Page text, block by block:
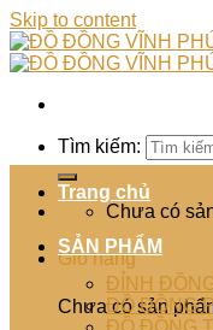
Skip to content
Tìm kiếm:
Chưa có
Giỏ hàng
Chưa có sản
Trang chủ
SẢN PHẨM
ĐỈNH
ĐỒ ĐỒNG